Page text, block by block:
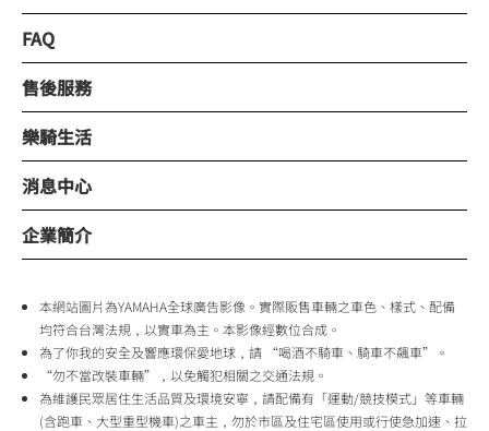
FAQ
售後服務
樂騎生活
消息中心
企業簡介
本網站圖片為YAMAHA全球廣告影像。實際販售車輛之車色、樣式、配備
均符合台灣法規，以實車為主。本影像經數位合成。
為了你我的安全及響應環保愛地球，請 “喝酒不騎車、騎車不飆車”。
“勿不當改裝車輛”，以免觸犯相關之交通法規。
為維護民眾居住生活品質及環境安寧，請配備有「運動/競技模式」等車輛
(含跑車、大型重型機車)之車主，勿於市區及住宅區使用或行使急加速、拉